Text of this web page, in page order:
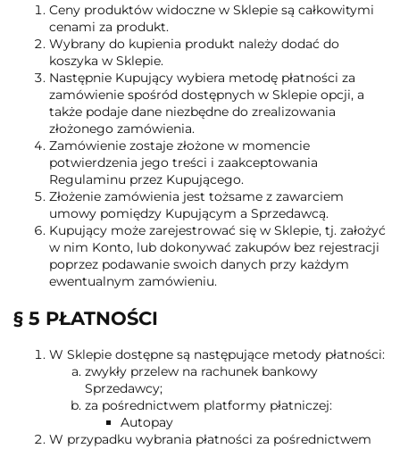
Ceny produktów widoczne w Sklepie są całkowitymi
cenami za produkt.
Wybrany do kupienia produkt należy dodać do
koszyka w Sklepie.
Następnie Kupujący wybiera metodę płatności za
zamówienie spośród dostępnych w Sklepie opcji, a
także podaje dane niezbędne do zrealizowania
złożonego zamówienia.
Zamówienie zostaje złożone w momencie
potwierdzenia jego treści i zaakceptowania
Regulaminu przez Kupującego.
Złożenie zamówienia jest tożsame z zawarciem
umowy pomiędzy Kupującym a Sprzedawcą.
Kupujący może zarejestrować się w Sklepie, tj. założyć
w nim Konto, lub dokonywać zakupów bez rejestracji
poprzez podawanie swoich danych przy każdym
ewentualnym zamówieniu.
§ 5 PŁATNOŚCI
W Sklepie dostępne są następujące metody płatności:
zwykły przelew na rachunek bankowy
Sprzedawcy;
za pośrednictwem platformy płatniczej:
Autopay
W przypadku wybrania płatności za pośrednictwem